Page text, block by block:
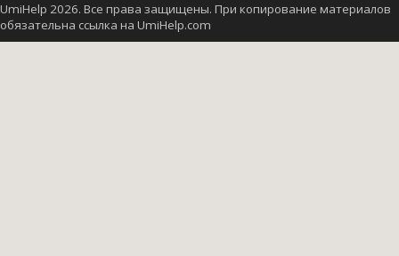
UmiHelp 2026. Все права защищены. При копирование материалов
обязательна ссылка на UmiHelp.com